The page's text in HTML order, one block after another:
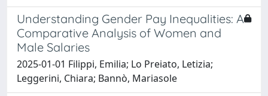
Understanding Gender Pay Inequalities: A
Comparative Analysis of Women and
Male Salaries
2025-01-01 Filippi, Emilia; Lo Preiato, Letizia;
Leggerini, Chiara; Bannò, Mariasole